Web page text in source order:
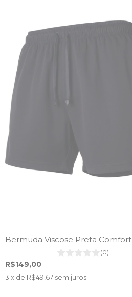
Bermuda Viscose Preta Comfort
(0)
R$149,00
3 x de R$49,67 sem juros